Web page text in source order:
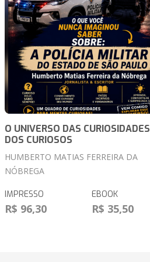
O UNIVERSO DAS CURIOSIDADES
DOS CURIOSOS
HUMBERTO MATIAS FERREIRA DA
NÓBREGA
IMPRESSO
R$ 96,30
EBOOK
R$ 35,50